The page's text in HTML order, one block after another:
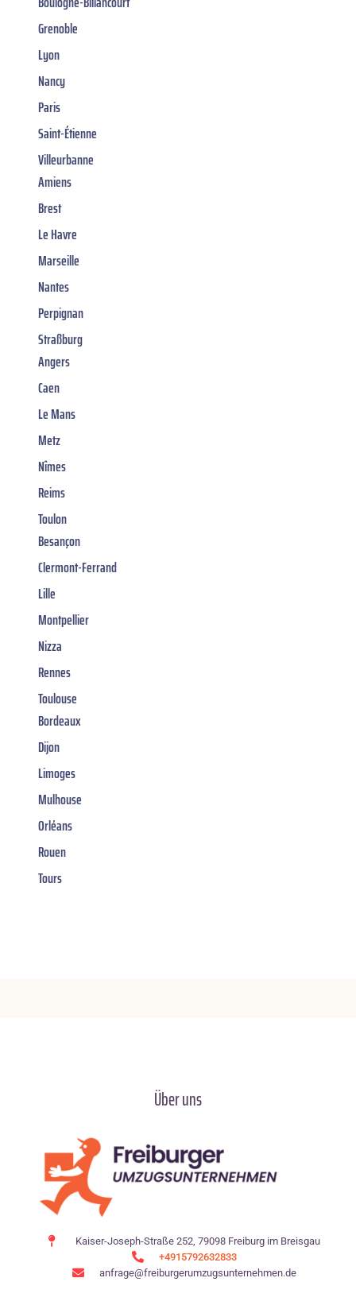
Grenoble
Lyon
Nancy
Paris
Saint-Étienne
Villeurbanne
Amiens
Brest
Le Havre
Marseille
Nantes
Perpignan
Straßburg
Angers
Caen
Le Mans
Metz
Nîmes
Reims
Toulon
Besançon
Clermont-Ferrand
Lille
Montpellier
Nizza
Rennes
Toulouse
Bordeaux
Dijon
Limoges
Mulhouse
Orléans
Rouen
Tours
Über uns
Kaiser-Joseph-Straße 252, 79098 Freiburg im Breisgau
+4915792632833
anfrage@freiburgerumzugsunternehmen.de